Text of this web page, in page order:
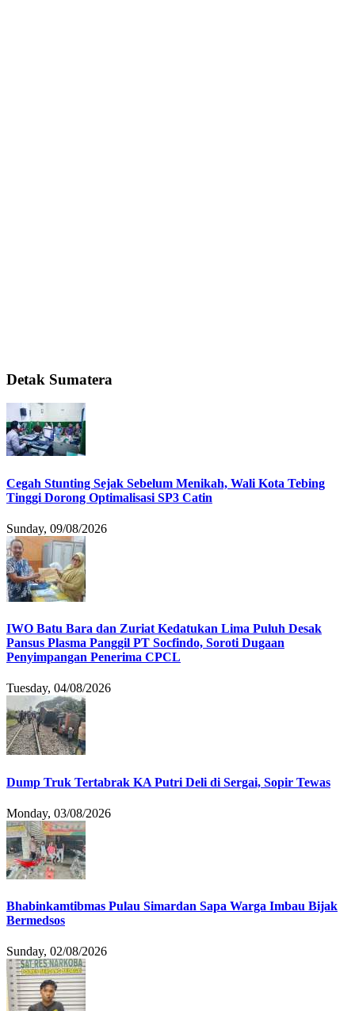
Detak Sumatera
Cegah Stunting Sejak Sebelum Menikah, Wali Kota Tebing
Tinggi Dorong Optimalisasi SP3 Catin
Sunday, 09/08/2026
IWO Batu Bara dan Zuriat Kedatukan Lima Puluh Desak
Pansus Plasma Panggil PT Socfindo, Soroti Dugaan
Penyimpangan Penerima CPCL
Tuesday, 04/08/2026
Dump Truk Tertabrak KA Putri Deli di Sergai, Sopir Tewas
Monday, 03/08/2026
Bhabinkamtibmas Pulau Simardan Sapa Warga Imbau Bijak
Bermedsos
Sunday, 02/08/2026